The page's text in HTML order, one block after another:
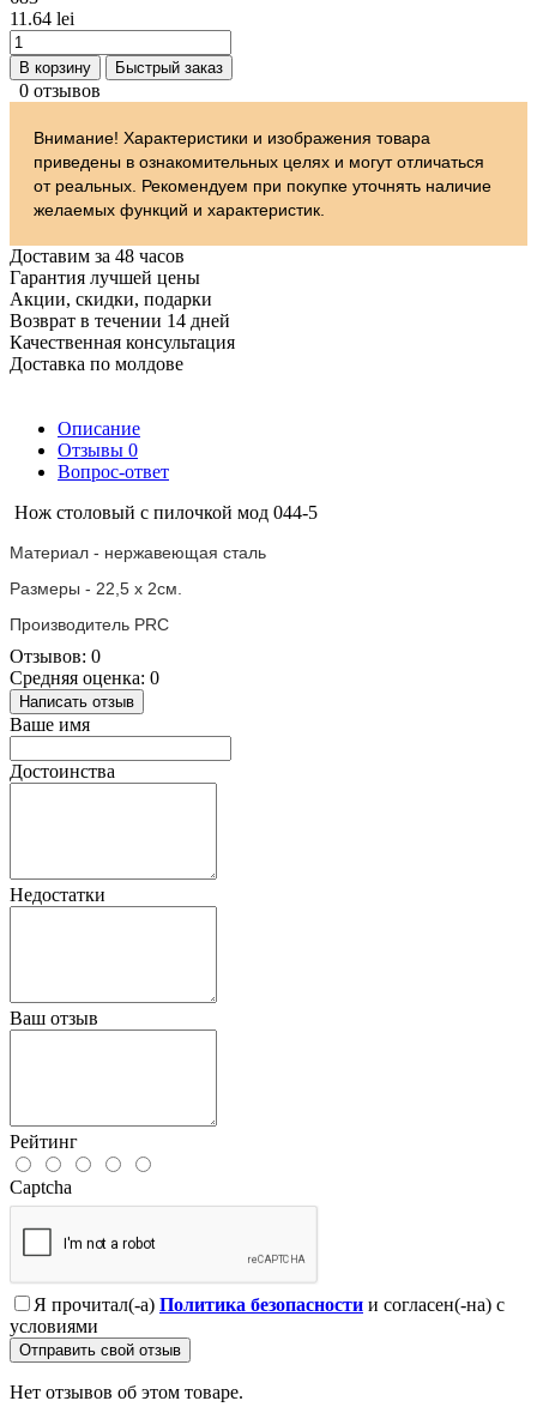
11.64 lei
В корзину Быстрый заказ
0 отзывов
Внимание! Характеристики и изображения товара
приведены в ознакомительных целях и могут отличаться
от реальных. Рекомендуем при покупке уточнять наличие
желаемых функций и характеристик.
Доставим за 48 часов
Гарантия лучшей цены
Акции, скидки, подарки
Возврат в течении 14 дней
Качественная консультация
Доставка по молдове
Описание
Отзывы 0
Вопрос-ответ
Нож столовый с пилочкой мод 044-5
Материал - нержавеющая сталь
Размеры - 22,5 x 2см.
Производитель PRC
Отзывов: 0
Средняя оценка: 0
Написать отзыв
Ваше имя
Достоинства
Недостатки
Ваш отзыв
Рейтинг
Captcha
Я прочитал(-а) Политика безопасности и согласен(-на) с
условиями
Отправить свой отзыв
Нет отзывов об этом товаре.